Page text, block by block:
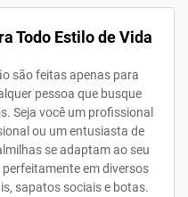
Todo Estilo de Vida
são feitas apenas para
pessoa que busque
Seja você um profissional
ou um entusiasta de
se adaptam ao seu
em diversos
sapatos sociais e botas.